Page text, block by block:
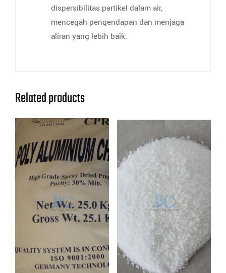
dispersibilitas partikel dalam air,
mencegah pengendapan dan menjaga
aliran yang lebih baik.
Related products